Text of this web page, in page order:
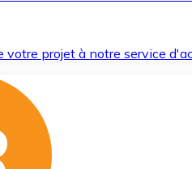
votre projet à notre service